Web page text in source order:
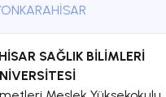
SAĞLIK BİLİMLERİ